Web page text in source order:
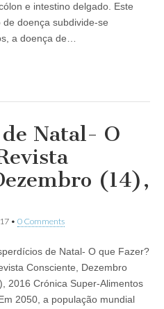
e intestino delgado. Este
de doença subdivide-se
a doença de…
Natal- O
(14),
• 0 Comments
de Natal- O que Fazer?
Consciente, Dezembro
2016 Crónica Super-Alimentos
2050, a população mundial